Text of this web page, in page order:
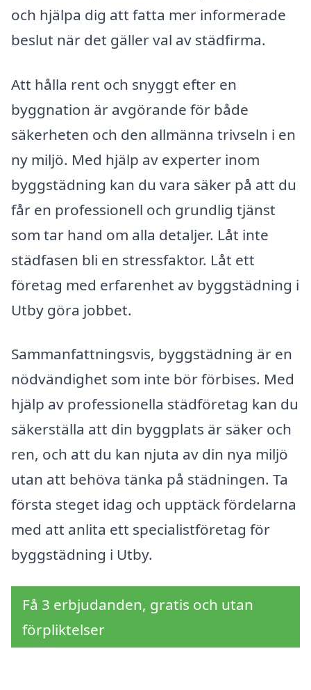
och hjälpa dig att fatta mer informerade
beslut när det gäller val av städfirma.
Att hålla rent och snyggt efter en
byggnation är avgörande för både
säkerheten och den allmänna trivseln i en
ny miljö. Med hjälp av experter inom
byggstädning kan du vara säker på att du
får en professionell och grundlig tjänst
som tar hand om alla detaljer. Låt inte
städfasen bli en stressfaktor. Låt ett
företag med erfarenhet av byggstädning i
Utby göra jobbet.
Sammanfattningsvis, byggstädning är en
nödvändighet som inte bör förbises. Med
hjälp av professionella städföretag kan du
säkerställa att din byggplats är säker och
ren, och att du kan njuta av din nya miljö
utan att behöva tänka på städningen. Ta
första steget idag och upptäck fördelarna
med att anlita ett specialistföretag för
byggstädning i Utby.
Få 3 erbjudanden, gratis och utan
förpliktelser